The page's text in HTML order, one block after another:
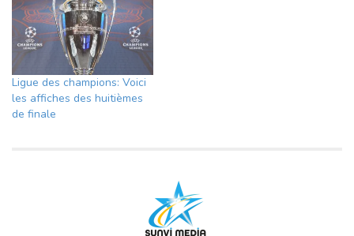
Ligue des champions: Voici
les affiches des huitièmes
de finale